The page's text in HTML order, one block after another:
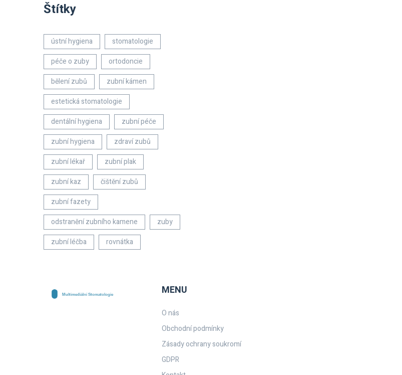
Štítky
ústní hygiena
stomatologie
péče o zuby
ortodoncie
bělení zubů
zubní kámen
estetická stomatologie
dentální hygiena
zubní péče
zubní hygiena
zdraví zubů
zubní lékař
zubní plak
zubní kaz
čištění zubů
zubní fazety
odstranění zubního kamene
zuby
zubní léčba
rovnátka
MENU
O nás
Obchodní podmínky
Zásady ochrany soukromí
GDPR